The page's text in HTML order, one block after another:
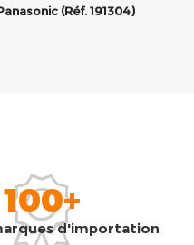
(Réf. 191304)
100+
d'importation